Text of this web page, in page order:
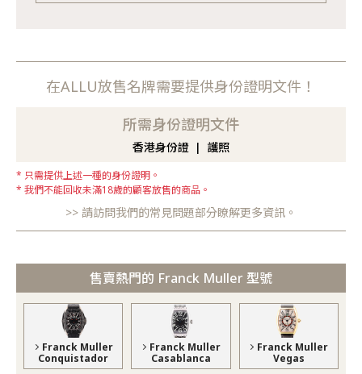
在ALLU放售名牌需要提供身份證明文件！
所需身份證明文件
香港身份證 護照
只需提供上述一種的身份證明。
我們不能回收未滿18歲的顧客放售的商品。
請訪問我們的常見問題部分瞭解更多資訊。
售賣熱門的 Franck Muller 型號
Franck Muller
Conquistador
Franck Muller
Casablanca
Franck Muller
Vegas